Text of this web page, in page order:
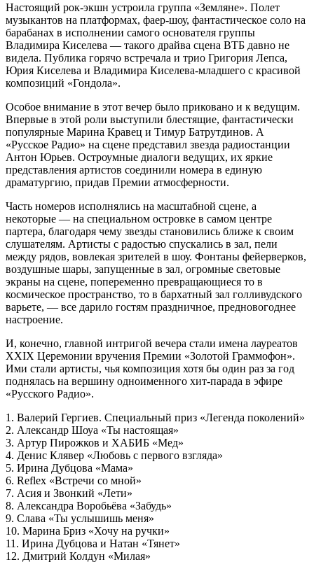
Настоящий рок-экшн устроила группа «Земляне». Полет
музыкантов на платформах, фаер-шоу, фантастическое соло на
барабанах в исполнении самого основателя группы
Владимира Киселева — такого драйва сцена ВТБ давно не
видела. Публика горячо встречала и трио Григория Лепса,
Юрия Киселева и Владимира Киселева-младшего с красивой
композиций «Гондола».
Особое внимание в этот вечер было приковано и к ведущим.
Впервые в этой роли выступили блестящие, фантастически
популярные Марина Кравец и Тимур Батрутдинов. А
«Русское Радио» на сцене представил звезда радиостанции
Антон Юрьев. Остроумные диалоги ведущих, их яркие
представления артистов соединили номера в единую
драматургию, придав Премии атмосферности.
Часть номеров исполнялись на масштабной сцене, а
некоторые — на специальном островке в самом центре
партера, благодаря чему звезды становились ближе к своим
слушателям. Артисты с радостью спускались в зал, пели
между рядов, вовлекая зрителей в шоу. Фонтаны фейерверков,
воздушные шары, запущенные в зал, огромные световые
экраны на сцене, попеременно превращающиеся то в
космическое пространство, то в бархатный зал голливудского
варьете, — все дарило гостям праздничное, предновогоднее
настроение.
И, конечно, главной интригой вечера стали имена лауреатов
XXIX Церемонии вручения Премии «Золотой Граммофон».
Ими стали артисты, чья композиция хотя бы один раз за год
поднялась на вершину одноименного хит-парада в эфире
«Русского Радио».
1. Валерий Гергиев. Специальный приз «Легенда поколений»
2. Александр Шоуа «Ты настоящая»
3. Артур Пирожков и ХАБИБ «Мед»
4. Денис Клявер «Любовь с первого взгляда»
5. Ирина Дубцова «Мама»
6. Reflex «Встречи со мной»
7. Асия и Звонкий «Лети»
8. Александра Воробьёва «Забудь»
9. Слава «Ты услышишь меня»
10. Марина Бриз «Хочу на ручки»
11. Ирина Дубцова и Натан «Тянет»
12. Дмитрий Колдун «Милая»